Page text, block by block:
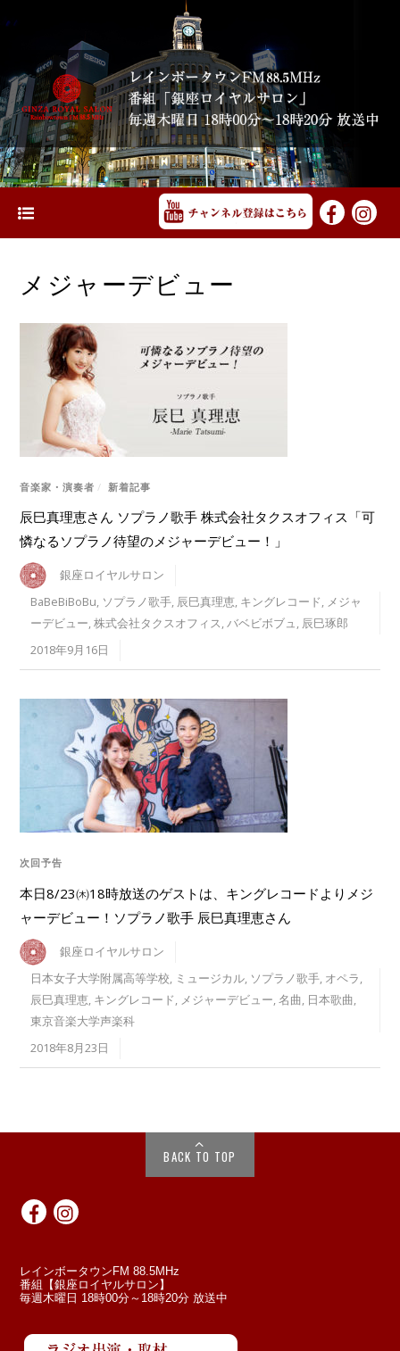
メジャーデビュー
音楽家・演奏者 / 新着記事
辰巳真理恵さん ソプラノ歌手 株式会社タクスオフィス「可
憐なるソプラノ待望のメジャーデビュー！」
銀座ロイヤルサロン
BaBeBiBoBu, ソプラノ歌手, 辰巳真理恵, キングレコード, メジャ
ーデビュー,株式会社タクスオフィス,バベビボブュ, 辰巳琢郎
2018年9月16日
次回予告
本日8/23㈭18時放送のゲストは、キングレコードよりメジ
ャーデビュー！ソプラノ歌手 辰巳真理恵さん
銀座ロイヤルサロン
日本女子大学附属高等学校, ミュージカル, ソプラノ歌手, オペラ,
辰巳真理恵, キングレコード, メジャーデビュー,名曲, 日本歌曲,
東京音楽大学声楽科
2018年8月23日
BACK TO TOP
レインボータウンFM 88.5MHz
番組【銀座ロイヤルサロン】
毎週木曜日 18時00分～18時20分 放送中